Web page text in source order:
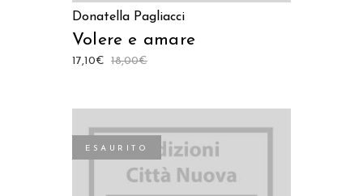
Donatella Pagliacci
Volere e amare
18,00€
17,10€
ESAURITO